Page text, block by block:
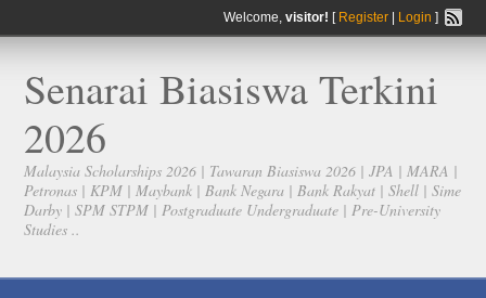
Welcome, visitor! [ Register| Login ]
Senarai Biasiswa Terkini
2026
Malaysia Scholarships 2026 | Tawaran Biasiswa 2026 | JPA | MARA |
Petronas | KPM | Maybank | Bank Negara | Bank Rakyat | Shell | Sime
Darby | SPM STPM | Postgraduate Undergraduate | Pre-University
Studies ..